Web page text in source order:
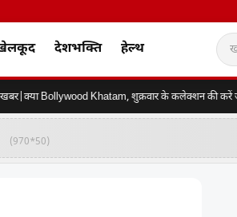
देशभक्ति हेल्थ
Bollywood Khatam, शुक्रवार के कलेक्शन की करें जांच
(970*50)